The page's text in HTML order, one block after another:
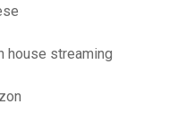
house streaming